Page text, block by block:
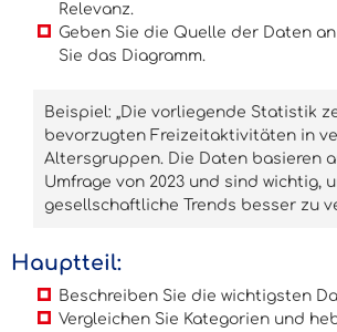
Relevanz.
Geben Sie die Quelle der Daten
Sie das Diagramm.
Beispiel: „Die vorliegende Statistik
bevorzugten Freizeitaktivitäten in
Altersgruppen. Die Daten basieren
Umfrage von 2023 und sind wichtig,
gesellschaftliche Trends besser zu
Hauptteil:
Beschreiben Sie die wichtigsten
Vergleichen Sie Kategorien und